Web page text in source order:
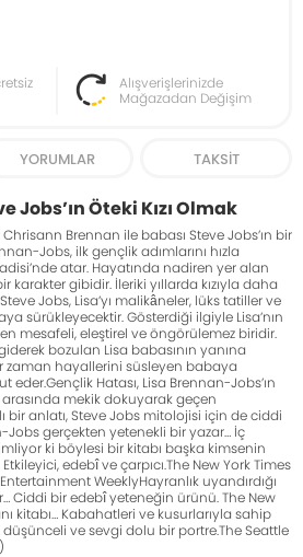
Alışverişlerinizde
Mağazadan Değişim
YORUMLAR TAKSIT
Jobs’ın Öteki Kızı Olmak
Brennan ile babası Steve Jobs’ın bir
Jobs, ilk gençlik adımlarını hızla
atar. Hayatında nadiren yer alan
karakter gibidir. İleriki yıllarda kızıyla daha
Jobs, Lisa’yı malikâneler, lüks tatiller ve
sürükleyecektir. Gösterdiği ilgiyle Lisa’nın
mesafeli, eleştirel ve öngörülemez biridir.
bozulan Lisa babasının yanına
zaman hayallerini süsleyen babaya
Hatası, Lisa Brennan-Jobs’ın
arasında mekik dokuyarak geçen
anlatı, Steve Jobs mitolojisi için de ciddi
gerçekten yetenekli bir yazar… İç
ki böylesi bir kitabı başka kimsenin
edebî ve çarpıcı.The New York Times
WeeklyHayranlık uyandırdığı
Ciddi bir edebî yeteneğin ürünü. The New
kitabı… Kabahatleri ve kusurlarıyla sahip
ve sevgi dolu bir portre.The Seattle